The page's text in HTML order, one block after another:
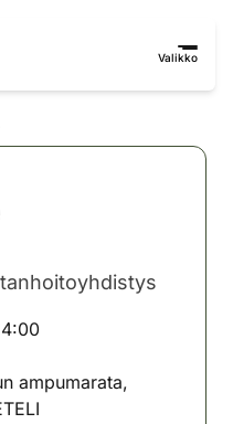
Valikko
ampumarata,